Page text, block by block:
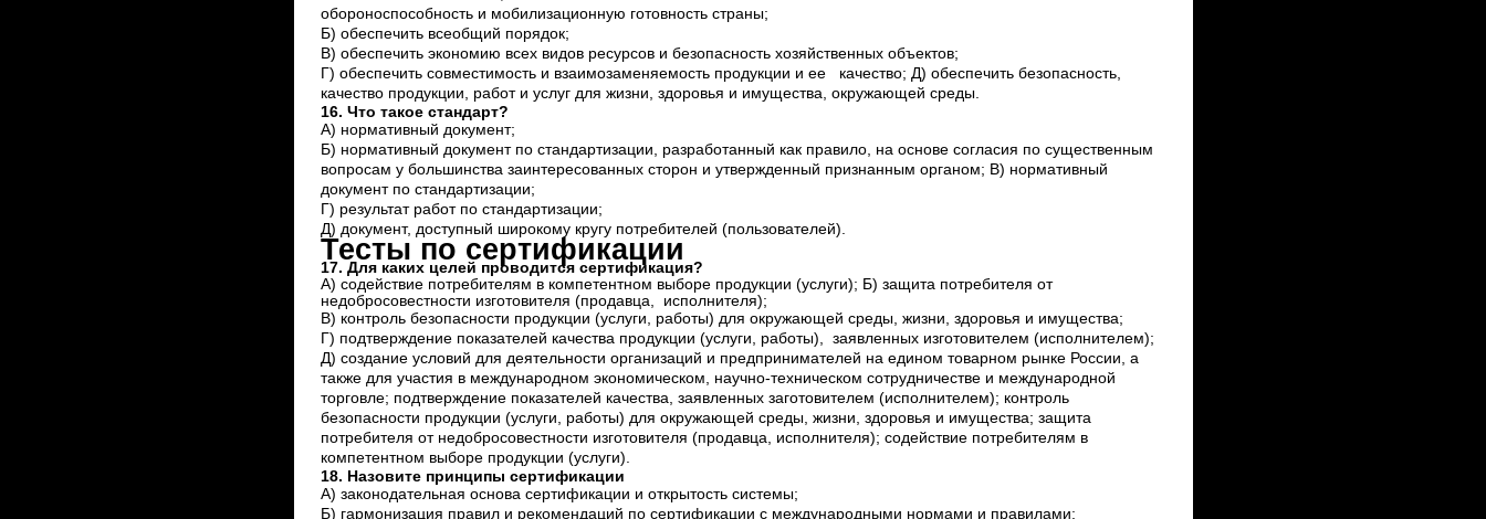
обороноспособность и мобилизационную готовность страны;
Б) обеспечить всеобщий порядок;
В) обеспечить экономию всех видов ресурсов и безопасность хозяйственных объектов;
Г) обеспечить совместимость и взаимозаменяемость продукции и ее качество; Д) обеспечить безопасность,
качество продукции, работ и услуг для жизни, здоровья и имущества, окружающей среды.
16. Что такое стандарт?
А) нормативный документ;
Б) нормативный документ по стандартизации, разработанный как правило, на основе согласия по существенным
вопросам у большинства заинтересованных сторон и утвержденный признанным органом; В) нормативный
документ по стандартизации;
Г) результат работ по стандартизации;
Д) документ, доступный широкому кругу потребителей (пользователей).
Тесты по сертификации
17. Для каких целей проводится сертификация?
А) содействие потребителям в компетентном выборе продукции (услуги); Б) защита потребителя от
недобросовестности изготовителя (продавца, исполнителя);
В) контроль безопасности продукции (услуги, работы) для окружающей среды, жизни, здоровья и имущества;
Г) подтверждение показателей качества продукции (услуги, работы), заявленных изготовителем (исполнителем);
Д) создание условий для деятельности организаций и предпринимателей на едином товарном рынке России, а
также для участия в международном экономическом, научно-техническом сотрудничестве и международной
торговле; подтверждение показателей качества, заявленных заготовителем (исполнителем); контроль
безопасности продукции (услуги, работы) для окружающей среды, жизни, здоровья и имущества; защита
потребителя от недобросовестности изготовителя (продавца, исполнителя); содействие потребителям в
компетентном выборе продукции (услуги).
18. Назовите принципы сертификации
А) законодательная основа сертификации и открытость системы;
Б) гармонизация правил и рекомендаций по сертификации с международными нормами и правилами;